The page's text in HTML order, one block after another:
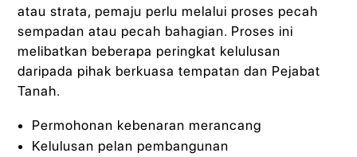
atau strata, pemaju perlu melalui proses pecah
sempadan atau pecah bahagian. Proses ini
melibatkan beberapa peringkat kelulusan
daripada pihak berkuasa tempatan dan Pejabat
Tanah.
Permohonan kebenaran merancang
Kelulusan pelan pembangunan